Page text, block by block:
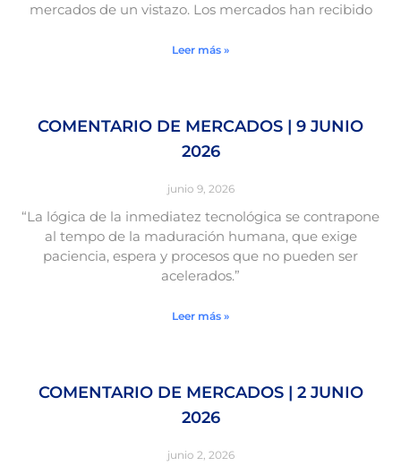
mercados de un vistazo. Los mercados han recibido
Leer más »
COMENTARIO DE MERCADOS | 9 JUNIO
2026
junio 9, 2026
“La lógica de la inmediatez tecnológica se contrapone
al tempo de la maduración humana, que exige
paciencia, espera y procesos que no pueden ser
acelerados.”
Leer más »
COMENTARIO DE MERCADOS | 2 JUNIO
2026
junio 2, 2026